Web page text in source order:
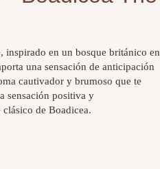
inspirado en un bosque británico en
una sensación de anticipación
cautivador y brumoso que te
sensación positiva y
clásico de Boadicea.